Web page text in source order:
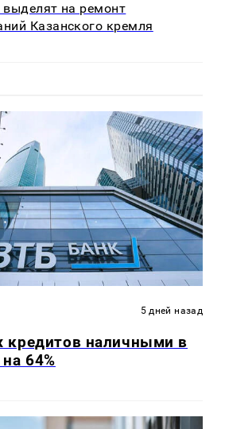
на ремонт
Казанского кремля
5 дней назад
наличными в
64%